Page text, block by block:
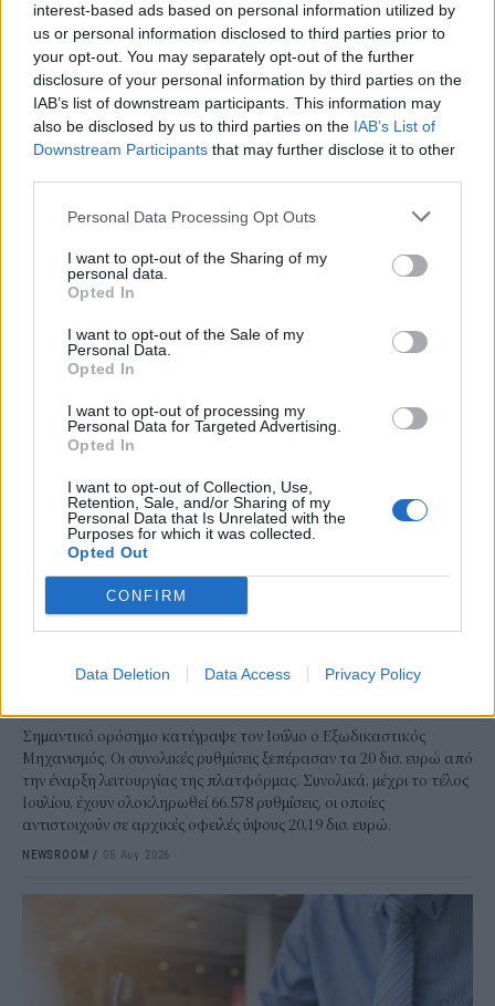
interest-based ads based on personal information utilized by
us or personal information disclosed to third parties prior to
your opt-out. You may separately opt-out of the further
disclosure of your personal information by third parties on the
IAB’s list of downstream participants. This information may
also be disclosed by us to third parties on the IAB’s List of
Downstream Participants that may further disclose it to other
Personal Data Processing Opt Outs
I want to opt-out of the Sharing of my
personal data.
Opted In
I want to opt-out of the Sale of my
Personal Data.
Opted In
I want to opt-out of processing my
Personal Data for Targeted Advertising.
Opted In
I want to opt-out of Collection, Use,
Retention, Sale, and/or Sharing of my
Personal Data that Is Unrelated with the
Purposes for which it was collected.
Opted Out
CONFIRM
Data Deletion Data Access Privacy Policy
Οι 10 προτάσεις του Εμπορικού Συλλόγου
Αθηνών για τις ΜμΕ
Με τον Υφυπουργό Εθνικής Οικονομίας και Οικονομικών, Δημήτρη
Εμπορικού Συλλόγου Αθηνών, την Τρίτη 4 Αυγούστου.
NEWSROOM / 05 Αυγ 2026
ΟΙΚΟΝΟΜΙΑ
Σημαντικό ορόσημο κατέγραψε τον Ιούλιο ο Εξωδικαστικός
Μηχανισμός. Οι συνολικές ρυθμίσεις ξεπέρασαν τα 20 δισ. ευρώ από
την έναρξη λειτουργίας της πλατφόρμας. Συνολικά, μέχρι το τέλος
Ιουλίου, έχουν ολοκληρωθεί 66.578 ρυθμίσεις, οι οποίες
αντιστοιχούν σε αρχικές οφειλές ύψους 20,19 δισ. ευρώ.
NEWSROOM / 05 Αυγ 2026